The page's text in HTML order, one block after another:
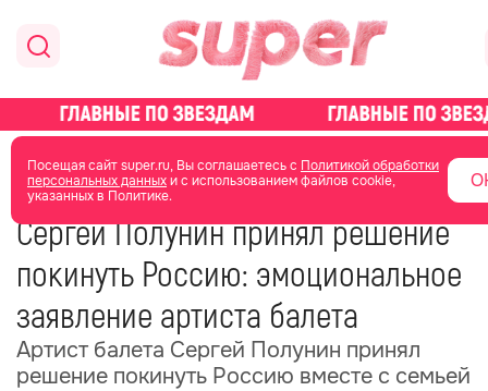
Посещая сайт super.ru, Вы соглашаетесь с Политикой обработки
персональных данныхи с использованием файлов cookie,
указанных в Политике.
главная новости о звездах
18 декабря 2024 12:26
Сергей Полунин принял решение
покинуть Россию: эмоциональное
заявление артиста балета
Артист балета Сергей Полунин принял
решение покинуть Россию вместе с семьей